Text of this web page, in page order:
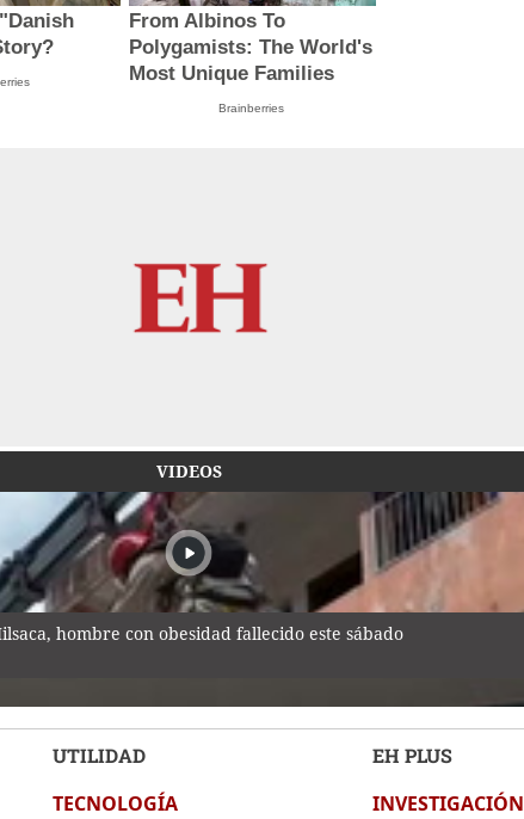
From Albinos To
Polygamists: The World's
Most Unique Families
Brainberries
VIDEOS
hombre con obesidad fallecido este sábado
UTILIDAD
TECNOLOGÍA
EH PLUS
INVESTIGACIÓN